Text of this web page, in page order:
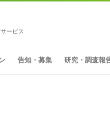
ービス
告知・募集 研究・調査報